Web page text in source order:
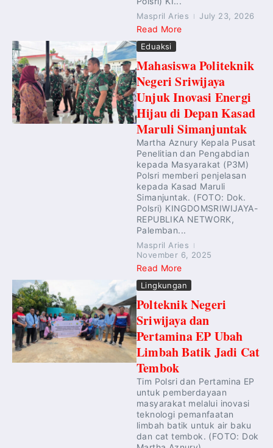
Maspril Aries July 23, 2026
Read More
Eduaksi
Mahasiswa Politeknik
Negeri Sriwijaya
Unjuk Inovasi Energi
Hijau di Depan Kasad
Maruli Simanjuntak
Martha Aznury Kepala Pusat
Penelitian dan Pengabdian
kepada Masyarakat (P3M)
Polsri memberi penjelasan
kepada Kasad Maruli
Simanjuntak. (FOTO: Dok.
Polsri) KINGDOMSRIWIJAYA-
REPUBLIKA NETWORK,
Palemban...
Maspril Aries
November 6, 2025
Read More
Lingkungan
Polteknik Negeri
Sriwijaya dan
Pertamina EP Ubah
Limbah Batik Jadi Cat
Tembok
Tim Polsri dan Pertamina EP
untuk pemberdayaan
masyarakat melalui inovasi
teknologi pemanfaatan
limbah batik untuk air baku
dan cat tembok. (FOTO: Dok